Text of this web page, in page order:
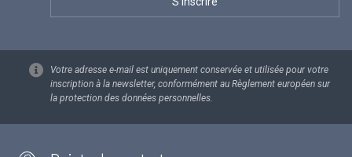
Votre adresse e-mail est uniquement conservée et utilisée pour votre
inscription à la newsletter, conformément au Règlement européen sur
la protection des données personnelles.